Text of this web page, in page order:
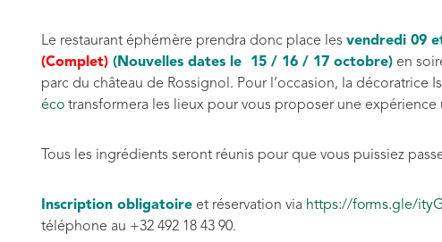
Le restaurant éphémère prendra donc place les vendredi 09
(Complet) (Nouvelles dates le 15 / 16 / 17 octobre) en
parc du château de Rossignol. Pour l’occasion, la décoratrice
éco transformera les lieux pour vous proposer une expérience
Tous les ingrédients seront réunis pour que vous puissiez
Inscription obligatoire et réservation via https://forms.gle/
téléphone au +32 492 18 43 90.